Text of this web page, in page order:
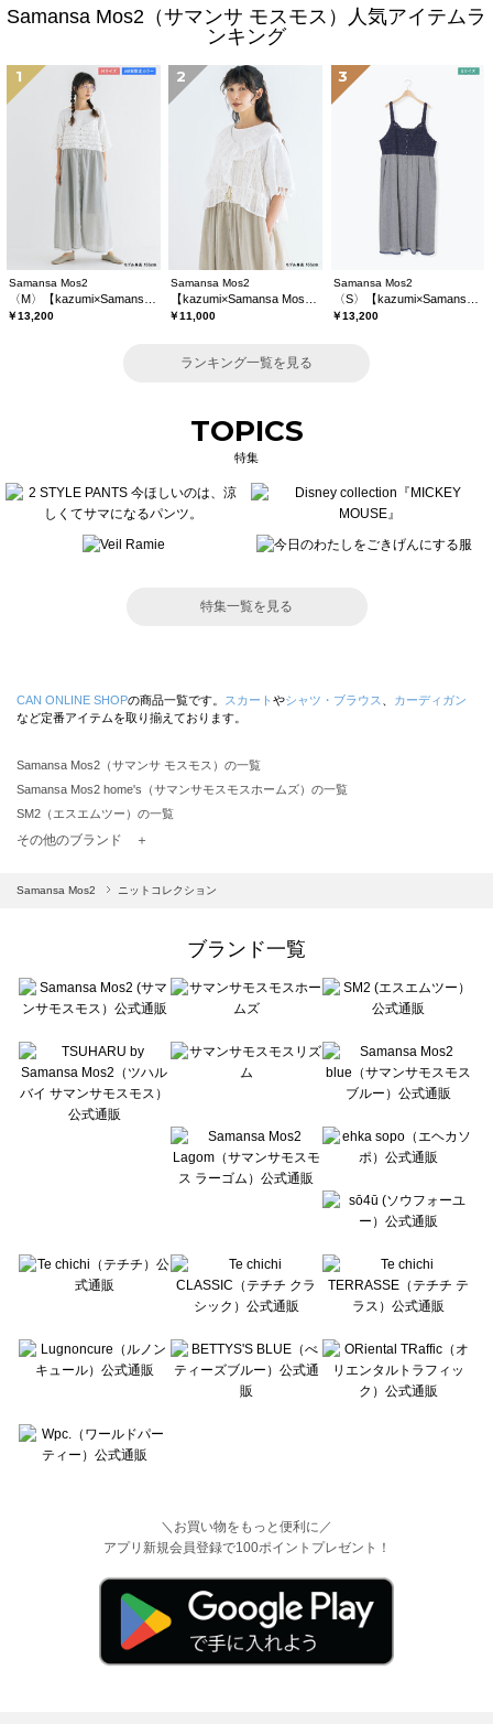
Samansa Mos2（サマンサ モスモス）人気アイテムラ
ンキング
1
Samansa Mos2
￥13,200
2
Samansa Mos2
￥11,000
3
Samansa Mos2
￥13,200
ランキング一覧を見る
TOPICS
特集
特集一覧を見る
CAN ONLINE SHOPの商品一覧です。 スカート やシャツ・ブラウス
カーディガン
など定番アイテムを取り揃えております。
Samansa Mos2（サマンサ モスモス）の一覧
Samansa Mos2 home's（サマンサモスモスホームズ）の一覧
SM2（エスエムツー）の一覧
TSUHARU by Samansa Mos2（ツハルバイサマンサモスモス）の一覧
Samansa Mos2 blue（サマンサモスモス ブルー）の一覧
Te chichi（テチチ）の一覧
Te chichi CLASSIC（テチチ クラシック）の一覧
Lugnoncure（ルノンキュール）の一覧
BETTY'S BLUE（べティーズブルー）の一覧
Wpc.（ワールドパーティー）の一覧
その他のブランド ＋
Samansa Mos2 ニットコレクション
ブランド一覧
＼お買い物をもっと便利に／
アプリ新規会員登録で100ポイントプレゼント！